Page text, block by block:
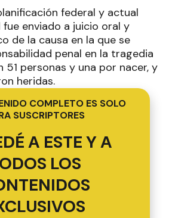
federal y actual
enviado a juicio oral y
de la causa en la que se
penal en la tragedia
51 personas y una por nacer, y
heridas.
COMPLETO ES SOLO
SUSCRIPTORES
A ESTE Y A
LOS